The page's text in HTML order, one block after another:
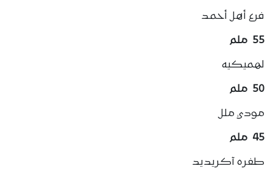
فرع أهل أحمد
55 ملم
لهميكيه
50 ملم
مودي ملل
45 ملم
طفره آكريديد